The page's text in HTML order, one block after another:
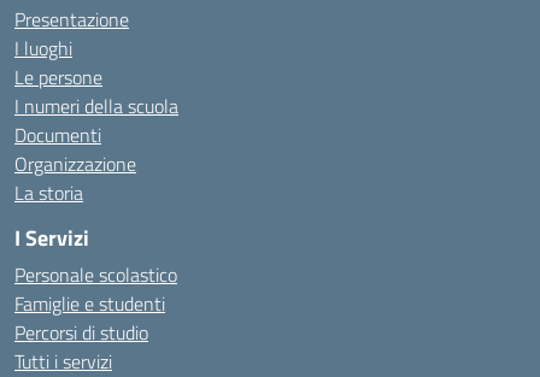
Presentazione
I luoghi
Le persone
I numeri della scuola
Documenti
Organizzazione
La storia
I Servizi
Personale scolastico
Famiglie e studenti
Percorsi di studio
Tutti i servizi